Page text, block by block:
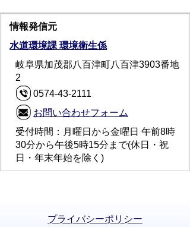
情報発信元
水道環境課 環境衛生係
岐阜県加茂郡八百津町八百津3903番地
2
0574-43-2111
お問い合わせフォーム
受付時間：月曜日から金曜日 午前8時
30分から午後5時15分まで(休日・祝
日・年末年始を除く)
プライバシーポリシー